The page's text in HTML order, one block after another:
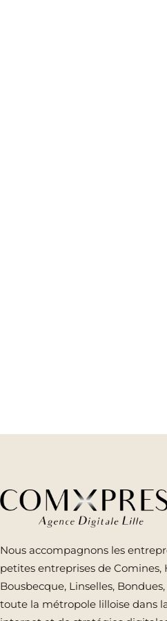
Nous accompagnons les
petites entreprises de Comines,
Bousbecque, Linselles,
toute la métropole lilloise dans